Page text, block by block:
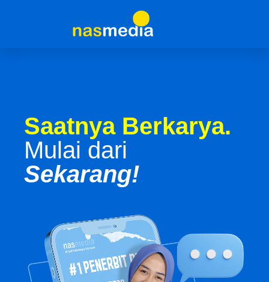
Saatnya Berkarya.
Mulai dari
Sekarang!